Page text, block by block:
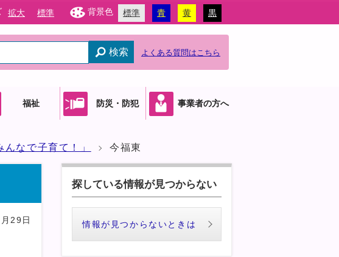
拡大 標準 背景色 標準 青 黄 黒
検索 よくある質問はこちら
福祉 防災・防犯 事業者の方へ
なで子育て！」 今福東
29日
探している情報が見つからない
情報が見つからないときは